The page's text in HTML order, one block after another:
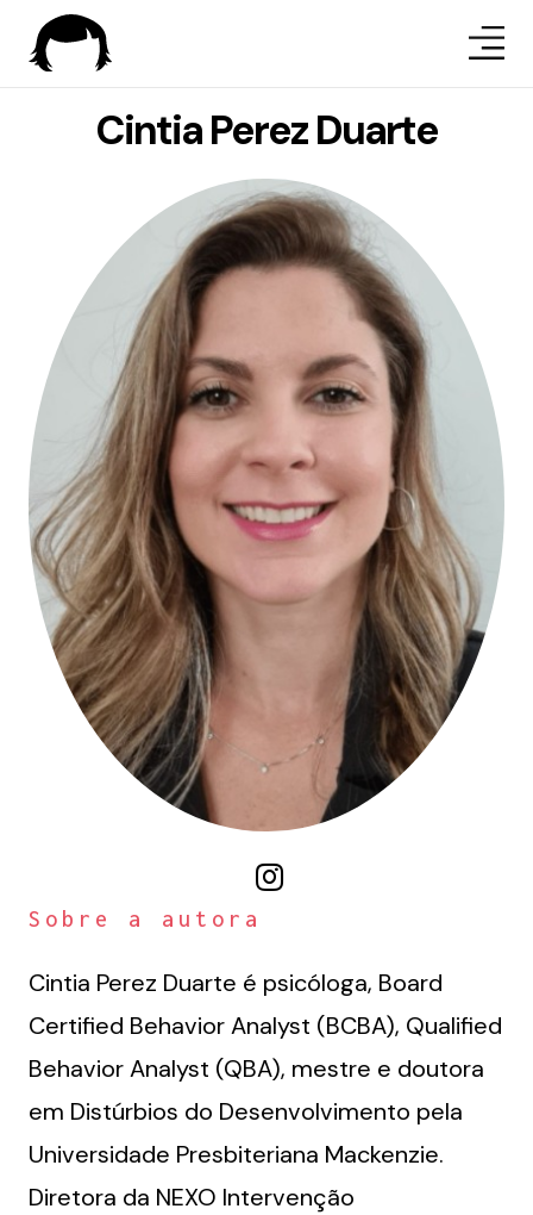
Cintia Perez Duarte
Sobre a autora
Cintia Perez Duarte é psicóloga, Board
Certified Behavior Analyst (BCBA), Qualified
Behavior Analyst (QBA), mestre e doutora
em Distúrbios do Desenvolvimento pela
Universidade Presbiteriana Mackenzie.
Diretora da NEXO Intervenção